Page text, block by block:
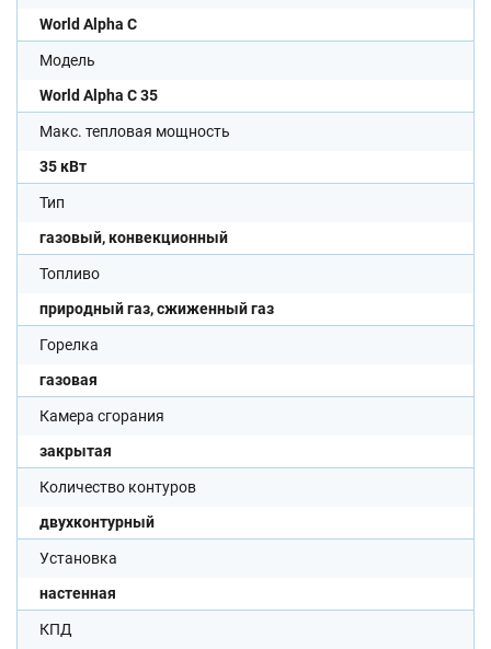
World Alpha C
Модель
World Alpha C 35
Макс. тепловая мощность
35 кВт
Тип
газовый, конвекционный
Топливо
природный газ, сжиженный газ
Горелка
газовая
Камера сгорания
закрытая
Количество контуров
двухконтурный
Установка
настенная
КПД